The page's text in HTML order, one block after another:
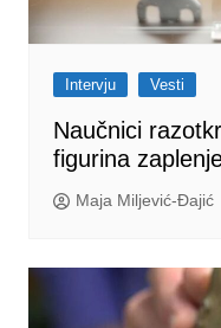
Intervju Vesti
Naučnici
figurina
Maja Miljević-Đajić